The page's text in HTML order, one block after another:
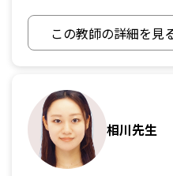
この教師の詳細を見
相川先生